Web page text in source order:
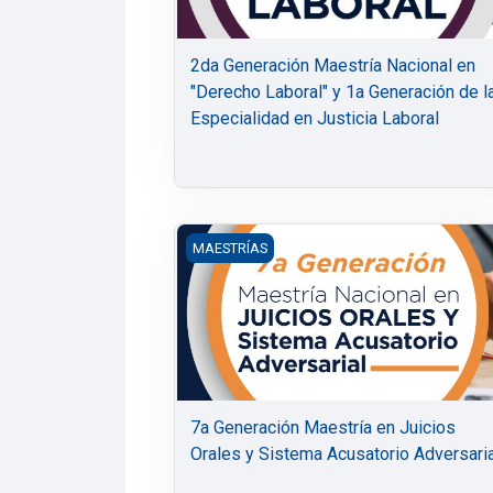
2da Generación Maestría Nacional en
"Derecho Laboral" y 1a Generación de
Especialidad en Justicia Laboral
7a Generación Maestría en Juicios
MAESTRÍAS
7a Generación Maestría en Juicios
Orales y Sistema Acusatorio